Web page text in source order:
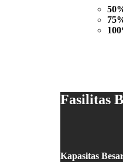
Fasilitas
Kapasitas